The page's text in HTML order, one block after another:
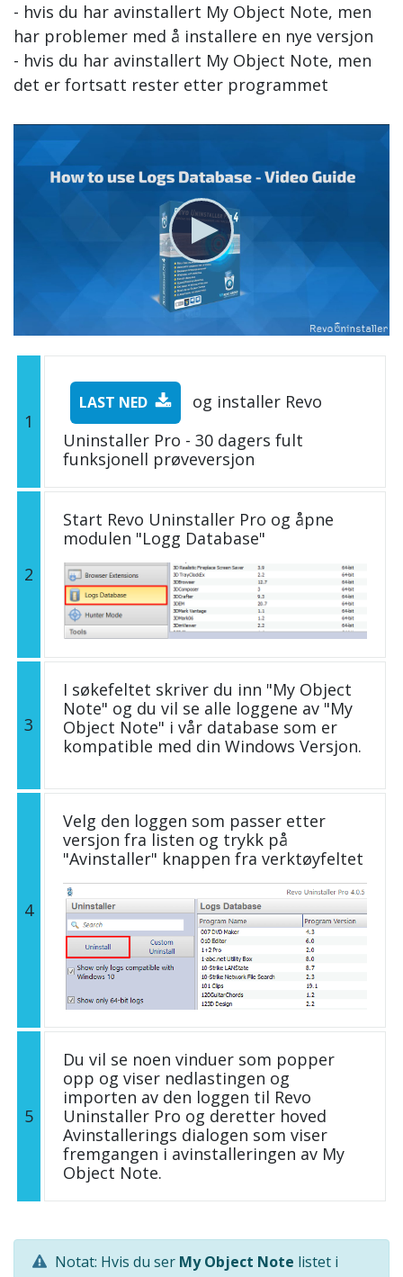
- hvis du har avinstallert My Object Note, men
har problemer med å installere en nye versjon
- hvis du har avinstallert My Object Note, men
det er fortsatt rester etter programmet
1
LAST NED
og installer Revo
Uninstaller Pro - 30 dagers fult
funksjonell prøveversjon
2
Start Revo Uninstaller Pro og åpne
modulen "Logg Database"
3
I søkefeltet skriver du inn "My Object
Note" og du vil se alle loggene av "My
Object Note" i vår database som er
kompatible med din Windows Versjon.
4
Velg den loggen som passer etter
versjon fra listen og trykk på
"Avinstaller" knappen fra verktøyfeltet
5
Du vil se noen vinduer som popper
opp og viser nedlastingen og
importen av den loggen til Revo
Uninstaller Pro og deretter hoved
Avinstallerings dialogen som viser
fremgangen i avinstalleringen av My
Object Note.
Notat: Hvis du ser My Object Note listet i